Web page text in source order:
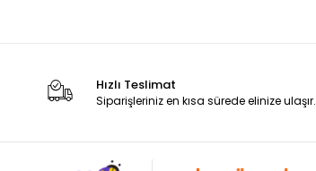
Hızlı Teslimat
Siparişleriniz en kısa sürede elinize ulaşır.